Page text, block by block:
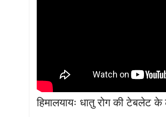
हिमालयायः धातु रोग की टेबलेट के